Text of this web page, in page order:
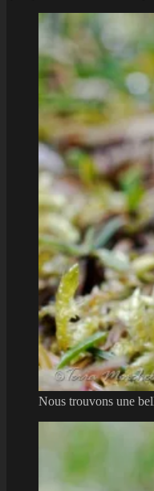
Nous trouvons une